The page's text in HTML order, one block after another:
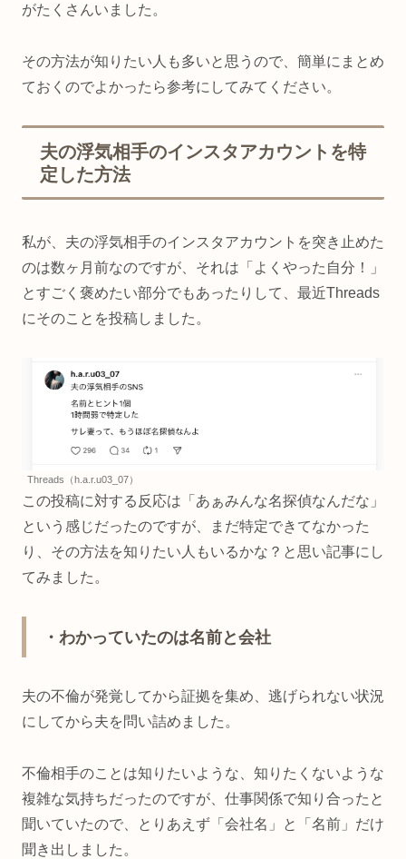
がたくさんいました。
その方法が知りたい人も多いと思うので、簡単にまとめ
ておくのでよかったら参考にしてみてください。
夫の浮気相手のインスタアカウントを特
定した方法
私が、夫の浮気相手のインスタアカウントを突き止めた
のは数ヶ月前なのですが、それは「よくやった自分！」
とすごく褒めたい部分でもあったりして、最近Threads
にそのことを投稿しました。
Threads（h.a.r.u03_07）
この投稿に対する反応は「あぁみんな名探偵なんだな」
という感じだったのですが、まだ特定できてなかった
り、その方法を知りたい人もいるかな？と思い記事にし
てみました。
・わかっていたのは名前と会社
夫の不倫が発覚してから証拠を集め、逃げられない状況
にしてから夫を問い詰めました。
不倫相手のことは知りたいような、知りたくないような
複雑な気持ちだったのですが、仕事関係で知り合ったと
聞いていたので、とりあえず「会社名」と「名前」だけ
聞き出しました。